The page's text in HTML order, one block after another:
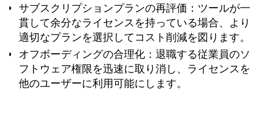
サブスクリプションプランの再評価 ：ツールが一
貫して余分なライセンスを持っている場合、より
適切なプランを選択してコスト削減を図ります。
オフボーディングの合理化 ：退職する従業員のソ
フトウェア権限を迅速に取り消し、ライセンスを
他のユーザーに利用可能にします。